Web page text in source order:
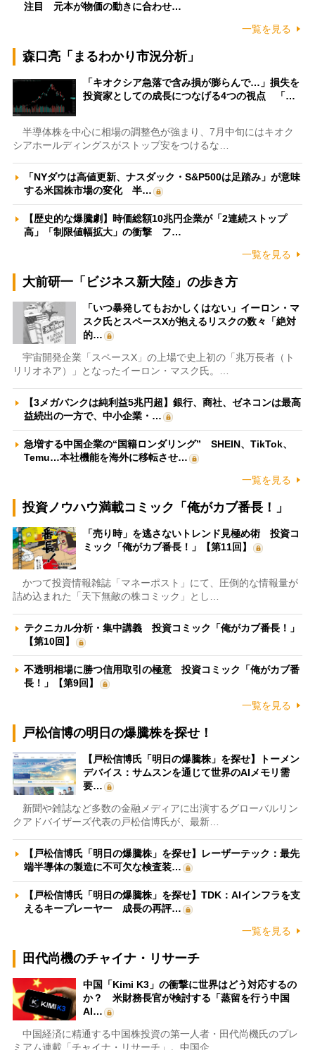
注目 元本が物価の動きに合わせ…
一覧を見る
森口亮「まるわかり市況分析」
「キオクシア急落で含み損が膨らんで…」損失を
投資家としての成長につなげる4つの視点 「…
半導体株を中心に相場の調整色が強まり、7月中旬にはキオク
シアホールディングスがストップ安をつけるな…
「NYダウは高値更新、ナスダック・S&P500は足踏み」が意味
する米国株市場の変化 半…
【歴史的な爆騰劇】時価総額10兆円企業が「2連続ストップ
高」「制限値幅拡大」の衝撃 フ…
一覧を見る
大前研一「ビジネス新大陸」の歩き方
「いつ暴発してもおかしくはない」イーロン・マ
スク氏とスペースXが抱えるリスクの数々「絶対
的…
宇宙開発企業「スペースX」の上場で史上初の「兆万長者（ト
リリオネア）」となったイーロン・マスク氏。…
【3メガバンクは純利益5兆円超】銀行、商社、ゼネコンは最高
益続出の一方で、中小企業・…
急増する中国企業の“国籍ロンダリング” SHEIN、TikTok、
Temu…本社機能を海外に移転させ…
一覧を見る
投資ノウハウ満載コミック「俺がカブ番長！」
「売り時」を逃さないトレンド見極め術 投資コ
ミック「俺がカブ番長！」【第11回】
かつて投資情報雑誌「マネーポスト」にて、圧倒的な情報量が
詰め込まれた「天下無敵の株コミック」とし…
テクニカル分析・集中講義 投資コミック「俺がカブ番長！」
【第10回】
不透明相場に勝つ信用取引の極意 投資コミック「俺がカブ番
長！」【第9回】
一覧を見る
戸松信博の明日の爆騰株を探せ！
【戸松信博氏「明日の爆騰株」を探せ】トーメン
デバイス：サムスンを通じて世界のAIメモリ需
要…
新聞や雑誌など多数の金融メディアに出演するグローバルリン
クアドバイザーズ代表の戸松信博氏が、最新…
【戸松信博氏「明日の爆騰株」を探せ】レーザーテック：最先
端半導体の製造に不可欠な検査装…
【戸松信博氏「明日の爆騰株」を探せ】TDK：AIインフラを支
えるキープレーヤー 成長の再評…
一覧を見る
田代尚機のチャイナ・リサーチ
中国「Kimi K3」の衝撃に世界はどう対応するの
か？ 米財務長官が検討する「蒸留を行う中国
AI…
中国経済に精通する中国株投資の第一人者・田代尚機氏のプレ
ミアム連載「チャイナ・リサーチ」。中国企…